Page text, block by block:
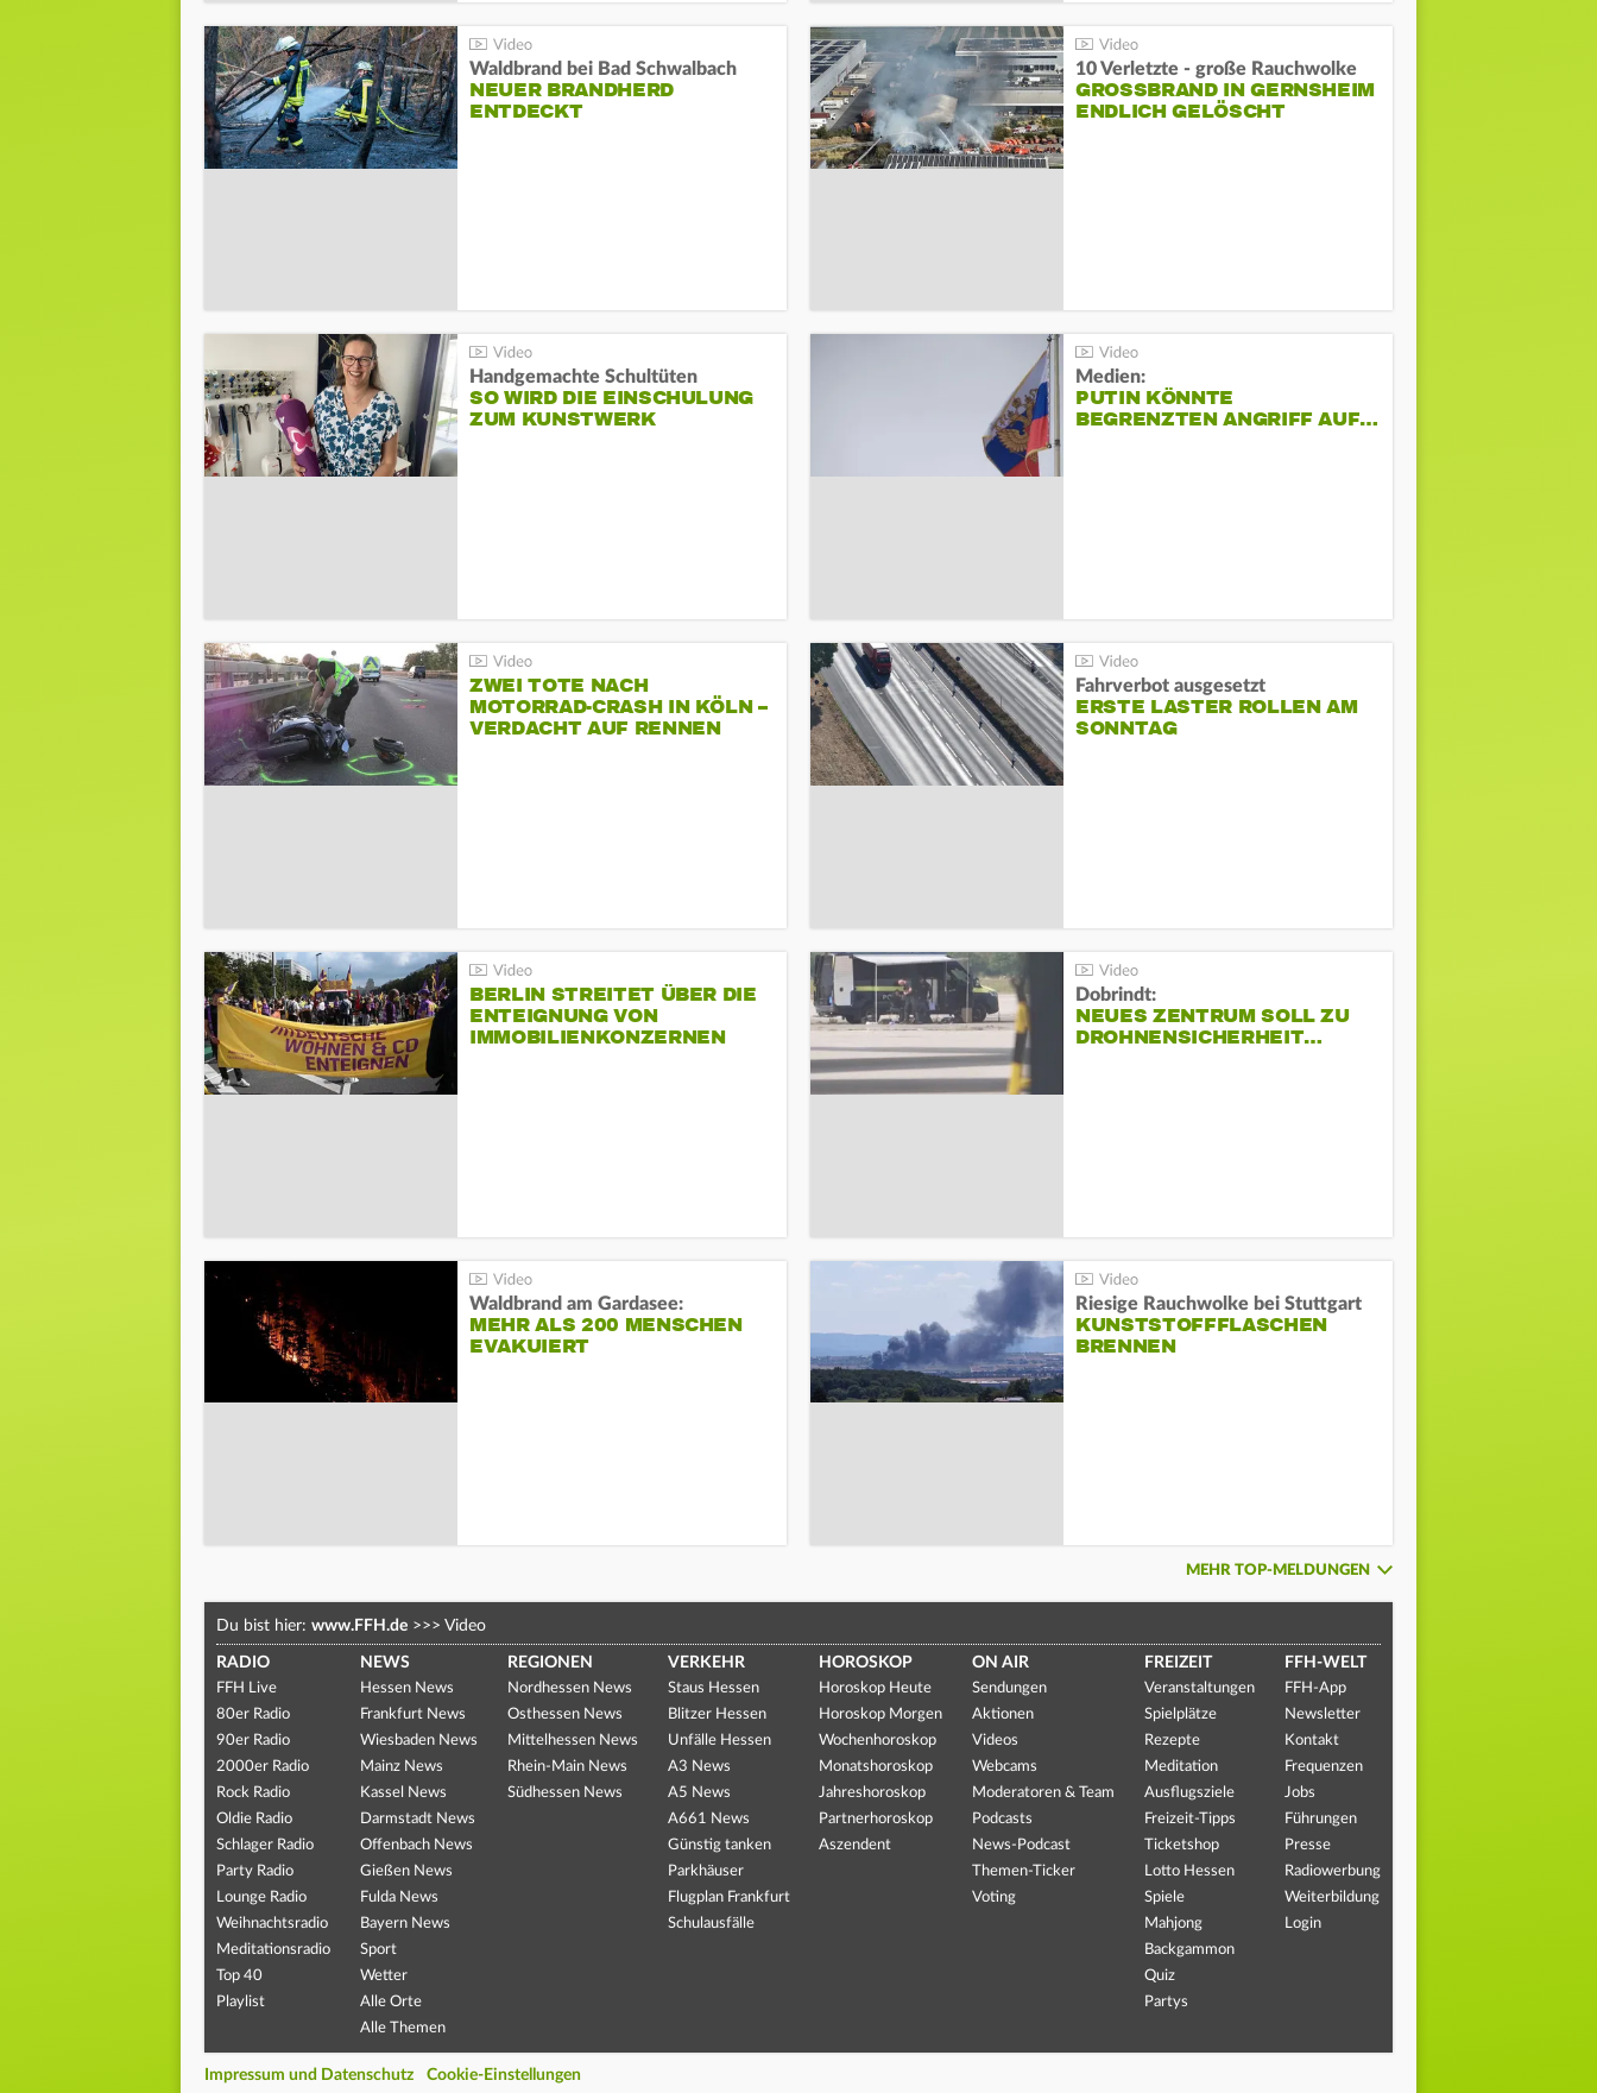
Waldbrand bei Bad Schwalbach
NEUER BRANDHERD
ENTDECKT
10 Verletzte - große Rauchwolke
GROSSBRAND IN GERNSHEIM E
NDLICH GELÖSCHT
Handgemachte Schultüten
SO WIRD DIE EINSCHULUNG
ZUM KUNSTWERK
Medien:
PUTIN KÖNNTE
BEGRENZTEN ANGRIFF AUF…
ZWEI TOTE NACH
MOTORRAD-CRASH IN KÖLN –
VERDACHT AUF RENNEN
Fahrverbot ausgesetzt
ERSTE LASTER ROLLEN AM
SONNTAG
BERLIN STREITET ÜBER DIE
ENTEIGNUNG VON
IMMOBILIENKONZERNEN
Dobrindt:
NEUES ZENTRUM SOLL ZU
DROHNENSICHERHEIT…
Waldbrand am Gardasee:
MEHR ALS 200 MENSCHEN
EVAKUIERT
Riesige Rauchwolke bei Stuttgart
KUNSTSTOFFFLASCHEN
BRENNEN
MEHR TOP-MELDUNGEN
Du bist hier: www.FFH.de >>> Video
RADIO
FFH Live
80er Radio
90er Radio
2000er Radio
Rock Radio
Oldie Radio
Schlager Radio
Party Radio
Lounge Radio
Weihnachtsradio
Meditationsradio
Top 40
Playlist
NEWS
Hessen News
Frankfurt News
Wiesbaden News
Mainz News
Kassel News
Darmstadt News
Offenbach News
Gießen News
Fulda News
Bayern News
Sport
Wetter
Alle Orte
Alle Themen
REGIONEN
Nordhessen News
Osthessen News
Mittelhessen News
Rhein-Main News
Südhessen News
VERKEHR
Staus Hessen
Blitzer Hessen
Unfälle Hessen
A3 News
A5 News
A661 News
Günstig tanken
Parkhäuser
Flugplan Frankfurt
Schulausfälle
HOROSKOP
Horoskop Heute
Horoskop Morgen
Wochenhoroskop
Monatshoroskop
Jahreshoroskop
Partnerhoroskop
Aszendent
ON AIR
Sendungen
Aktionen
Videos
Webcams
Moderatoren & Team
Podcasts
News-Podcast
Themen-Ticker
Voting
FREIZEIT
Veranstaltungen
Spielplätze
Rezepte
Meditation
Ausflugsziele
Freizeit-Tipps
Ticketshop
Lotto Hessen
Spiele
Mahjong
Backgammon
Quiz
Partys
FFH-WELT
FFH-App
Newsletter
Kontakt
Frequenzen
Jobs
Führungen
Presse
Radiowerbung
Weiterbildung
Login
Impressum und Datenschutz Cookie-Einstellungen